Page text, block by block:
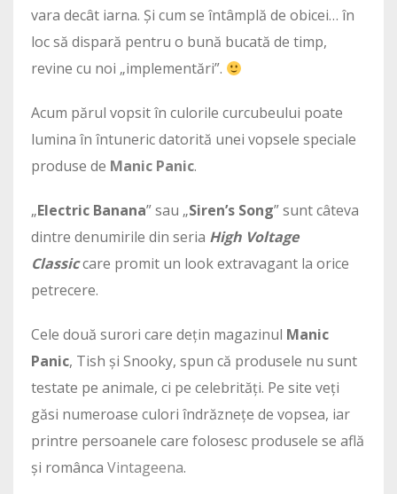
vara decât iarna. Și cum se întâmplă de obicei… în
loc să dispară pentru o bună bucată de timp,
revine cu noi „implementări”.
Acum părul vopsit în culorile curcubeului poate
lumina în întuneric datorită unei vopsele speciale
produse de Manic Panic.
„Electric Banana” sau „Siren’s Song” sunt câteva
dintre denumirile din seria High Voltage
Classiccare promit un look extravagant la orice
petrecere.
Cele două surori care dețin magazinul Manic
Panic, Tish și Snooky, spun că produsele nu sunt
testate pe animale, ci pe celebrități. Pe site veți
găsi numeroase culori îndrăznețe de vopsea, iar
printre persoanele care folosesc produsele se află
și românca Vintageena.